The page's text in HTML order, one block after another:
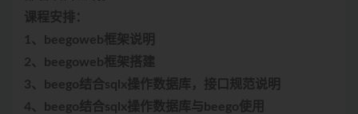
课程安排：
1、beegoweb框架说明
2、beegoweb框架搭建
3、beego结合sqlx操作数据库，接口规范说明
4、beego结合sqlx操作数据库与beego使用